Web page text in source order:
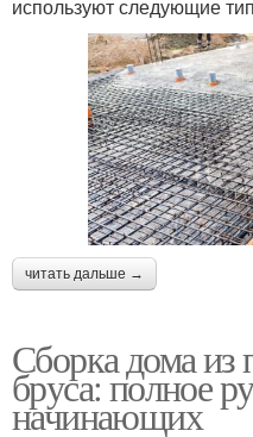
используют следующие
читать дальше →
Сборка дома из
бруса: полное
начинающих